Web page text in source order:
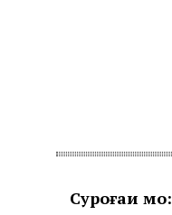
Суроғаи мо: